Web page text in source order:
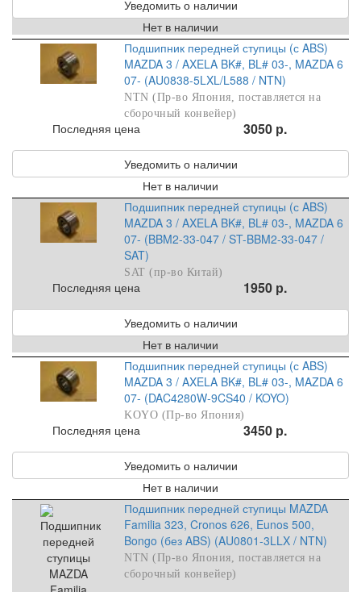
Уведомить о наличии
Нет в наличии
Подшипник передней ступицы (с ABS)
MAZDA 3 / AXELA BK#, BL# 03-, MAZDA 6
07- (AU0838-5LXL/L588 / NTN)
NTN (Пр-во Япония, поставляется на
сборочный конвейер)
Последняя цена 3050 р.
Уведомить о наличии
Нет в наличии
Подшипник передней ступицы (с ABS)
MAZDA 3 / AXELA BK#, BL# 03-, MAZDA 6
07- (BBM2-33-047 / ST-BBM2-33-047 /
SAT)
SAT (пр-во Китай)
Последняя цена 1950 р.
Уведомить о наличии
Нет в наличии
Подшипник передней ступицы (с ABS)
MAZDA 3 / AXELA BK#, BL# 03-, MAZDA 6
07- (DAC4280W-9CS40 / KOYO)
KOYO (Пр-во Япония)
Последняя цена 3450 р.
Уведомить о наличии
Нет в наличии
Подшипник передней ступицы MAZDA
Familia 323, Cronos 626, Eunos 500,
Bongo (без ABS) (AU0801-3LLX / NTN)
NTN (Пр-во Япония, поставляется на
сборочный конвейер)